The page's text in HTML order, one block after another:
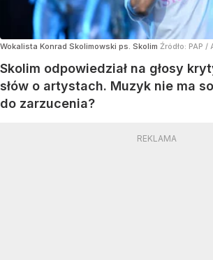
Wokalista Konrad Skolimowski ps. Skolim Źródło: PAP /
Skolim odpowiedział na głosy
słów o artystach. Muzyk nie ma
do zarzucenia?